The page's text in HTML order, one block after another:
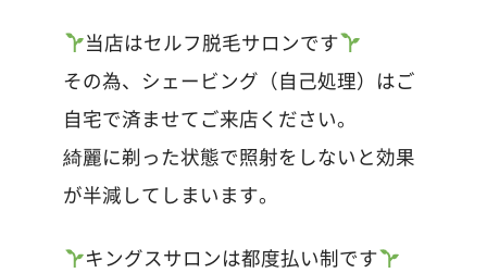
当店はセルフ脱毛サロンです
その為、シェービング（自己処理）はご
自宅で済ませてご来店ください。
綺麗に剃った状態で照射をしないと効果
が半減してしまいます。
キングスサロンは都度払い制です